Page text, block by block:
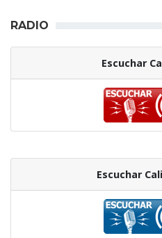
RADIO
Escuchar
Escuchar